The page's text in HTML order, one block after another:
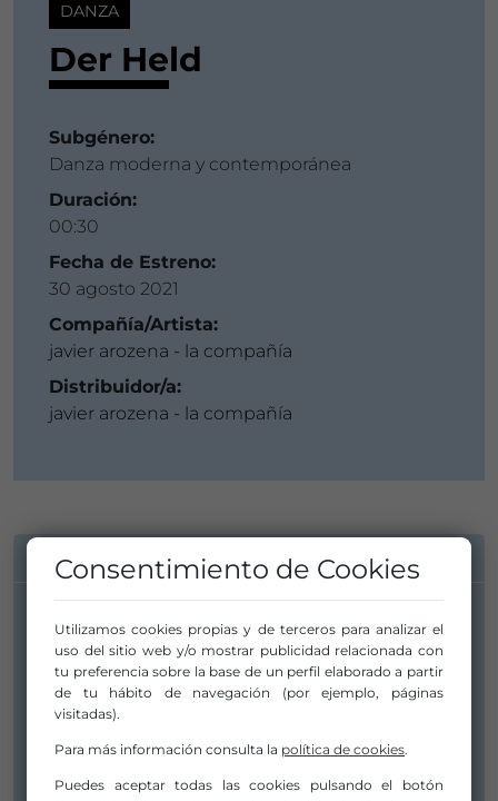
DANZA
Der Held
Subgénero:
Danza moderna y contemporánea
Duración:
00:30
Fecha de Estreno:
30 agosto 2021
Compañía/Artista:
javier arozena - la compañía
Distribuidor/a:
javier arozena - la compañía
INFORMACIÓN DE CONTACTO
Compañía/Artista:
javier arozena - la compañía
peso.producciones@gmail.com
Consentimiento de Cookies
Utilizamos cookies propias y de terceros para analizar el
uso del sitio web y/o mostrar publicidad relacionada con
tu preferencia sobre la base de un perfil elaborado a partir
de tu hábito de navegación (por ejemplo, páginas
visitadas).
Para más información consulta la política de cookies.
Puedes aceptar todas las cookies pulsando el botón